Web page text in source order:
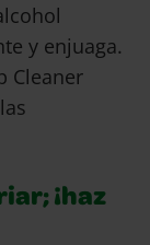
y enjuaga.
Cleaner
¡haz